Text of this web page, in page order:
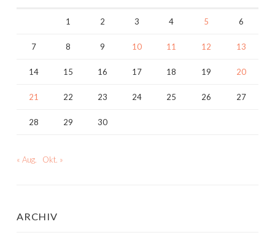
1 2 3 4 5 6
7 8 9 10 11 12 13
14 15 16 17 18 19 20
21 22 23 24 25 26 27
28 29 30
« Aug. Okt. »
ARCHIV